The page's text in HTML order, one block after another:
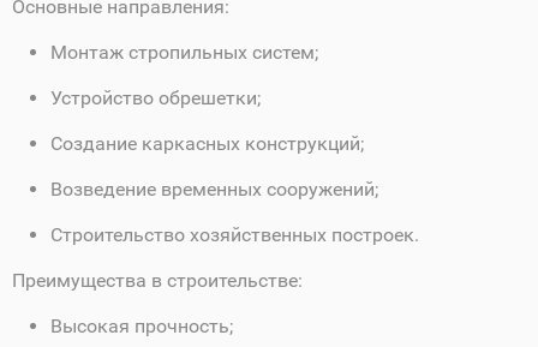
Основные направления:
Монтаж стропильных систем;
Устройство обрешетки;
Создание каркасных конструкций;
Возведение временных сооружений;
Строительство хозяйственных построек.
Преимущества в строительстве:
Высокая прочность;